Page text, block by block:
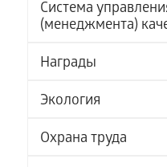
Система
(менеджмента)
Награды
Экология
Охрана труда